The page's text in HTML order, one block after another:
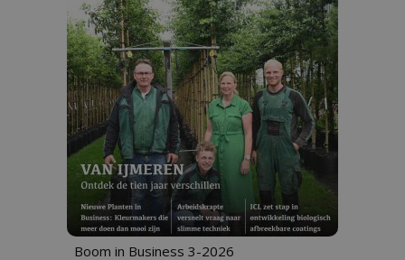
Boom in Business 3-2026